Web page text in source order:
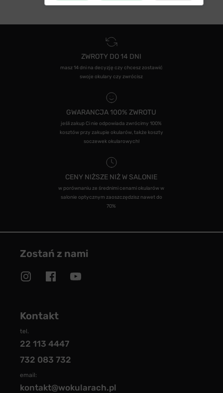
ZWROTY DO 14 DNI
masz 14 dni na decyzję czy chcesz zostawić
swoje okulary czy zwrócisz
GWARANCJA 100% ZWROTU
jeśli zakup Ci nie odpowiada zwrócimy 100%
kosztów przy zakupie okularów, także koszty
soczewek okularowych!
CENY NIŻSZE NIŻ W SALONIE
w porównaniu ze średnimi cenami okularów w
salonie optycznym zaoszczędzisz nawet do
70%
Zostań z nami
Kontakt
tel.
22 113 4447
732 083 732
email:
kontakt@wokularach.pl